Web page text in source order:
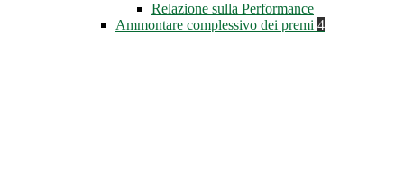
Relazione sulla Performance
Ammontare complessivo dei premi 4